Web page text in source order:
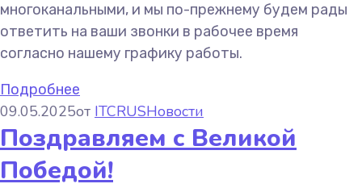
многоканальными, и мы по-прежнему будем рады
ответить на ваши звонки в рабочее время
согласно нашему графику работы.
Подробнее
09.05.2025от ITCRUSНовости
Поздравляем с Великой
Победой!